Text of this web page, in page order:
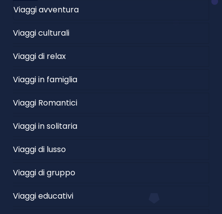
Viaggi avventura
Viaggi culturali
Viaggi di relax
Viaggi in famiglia
Viaggi Romantici
Viaggi in solitaria
Viaggi di lusso
Viaggi di gruppo
Viaggi educativi